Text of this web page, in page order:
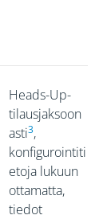
Heads-Up-
tilausjaksoon
asti3,
konfigurointiti
etoja lukuun
ottamatta,
tiedot